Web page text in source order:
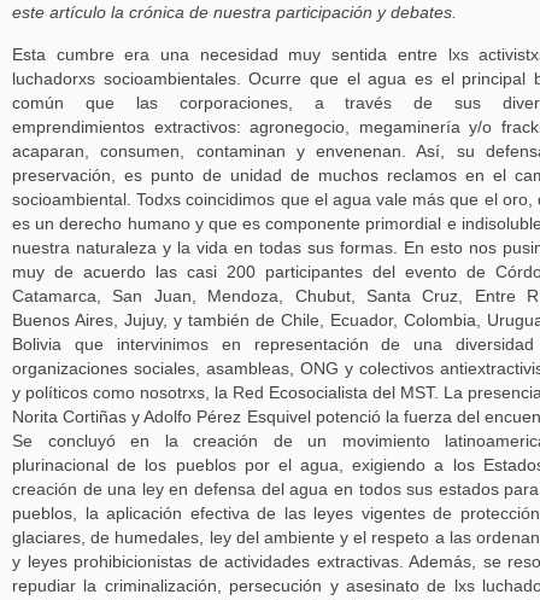
este artículo la crónica de nuestra participación y debates.
Esta cumbre era una necesidad muy sentida entre lxs
luchadorxs socioambientales. Ocurre que el agua es el principal
común que las corporaciones, a través de sus
emprendimientos extractivos: agronegocio, megaminería y/o
acaparan, consumen, contaminan y envenenan. Así, su
preservación, es punto de unidad de muchos reclamos en el
socioambiental. Todxs coincidimos que el agua vale más que el oro,
es un derecho humano y que es componente primordial e
nuestra naturaleza y la vida en todas sus formas. En esto nos
muy de acuerdo las casi 200 participantes del evento de
Catamarca, San Juan, Mendoza, Chubut, Santa Cruz, Entre
Buenos Aires, Jujuy, y también de Chile, Ecuador, Colombia,
Bolivia que intervinimos en representación de una
organizaciones sociales, asambleas, ONG y colectivos
y políticos como nosotrxs, la Red Ecosocialista del MST. La
Norita Cortiñas y Adolfo Pérez Esquivel potenció la fuerza del
Se concluyó en la creación de un movimiento
plurinacional de los pueblos por el agua, exigiendo a los
creación de una ley en defensa del agua en todos sus estados
pueblos, la aplicación efectiva de las leyes vigentes de
glaciares, de humedales, ley del ambiente y el respeto a las
y leyes prohibicionistas de actividades extractivas. Además, se
repudiar la criminalización, persecución y asesinato de lxs